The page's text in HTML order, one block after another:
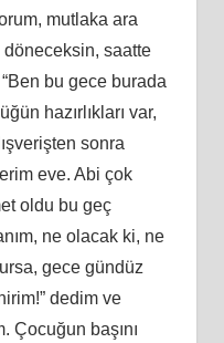
mutlaka ara
döneceksin, saatte
bu gece burada
hazırlıkları var,
sonra
eve. Abi çok
oldu bu geç
ne olacak ki, ne
gece gündüz
dedim ve
Çocuğun başını